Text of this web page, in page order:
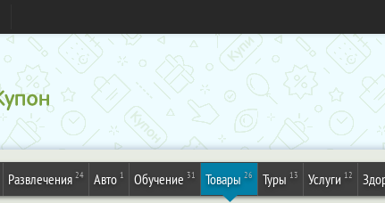
Развлечения 24 Авто 1 Обучение 31 Товары 26 Туры 13 Услуги 12